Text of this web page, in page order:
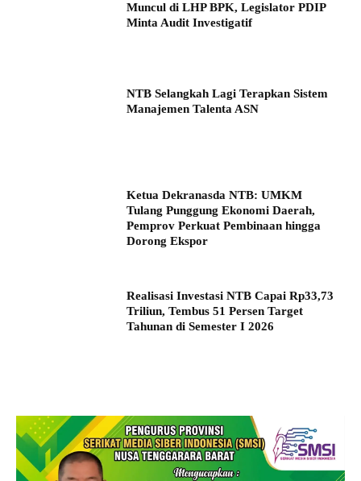
Muncul di LHP BPK, Legislator PDIP
Minta Audit Investigatif
NTB Selangkah Lagi Terapkan Sistem
Manajemen Talenta ASN
Ketua Dekranasda NTB: UMKM
Tulang Punggung Ekonomi Daerah,
Pemprov Perkuat Pembinaan hingga
Dorong Ekspor
Realisasi Investasi NTB Capai Rp33,73
Triliun, Tembus 51 Persen Target
Tahunan di Semester I 2026